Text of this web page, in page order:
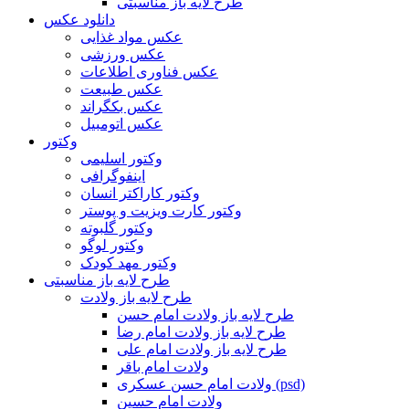
دانلود عکس
عکس مواد غذایی
عکس ورزشی
عکس فناوری اطلاعات
عکس طبیعت
عکس بکگراند
عکس اتومبیل
وکتور
وکتور اسلیمی
اینفوگرافی
وکتور کاراکتر انسان
وکتور کارت ویزیت و پوستر
وکتور گلبوته
وکتور لوگو
وکتور مهد کودک
طرح لایه باز مناسبتی
طرح لایه باز ولادت
طرح لایه باز ولادت امام حسن
طرح لایه باز ولادت امام رضا
طرح لایه باز ولادت امام علی
ولادت امام باقر
ولادت امام حسن عسکری (psd)
ولادت امام حسین